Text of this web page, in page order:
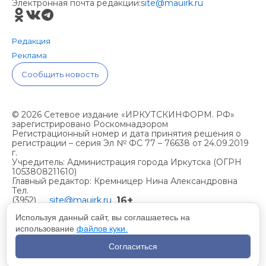
Электронная почта редакции:site@mauirk.ru
Редакция
Реклама
Сообщить новость
© 2026 Сетевое издание «ИРКУТСКИНФОРМ. РФ»
зарегистрировано Роскомнадзором
Регистрационный номер и дата принятия решения о
регистрации – серия Эл № ФС 77 – 76638 от 24.09.2019
г.
Учредитель: Администрация города Иркутска (ОГРН
1053808211610)
Главный редактор: Кремницер Нина Александровна
Тел.
(3952)
site@mauirk.ru 16+
Учетная политика организации
Политика конфиденциальности
Используя данный сайт, вы соглашаетесь на
использование файлов куки.
Согласиться